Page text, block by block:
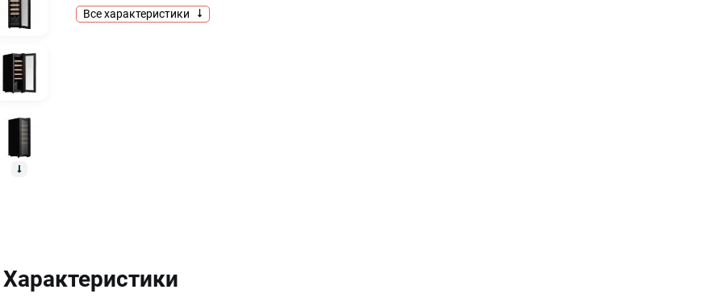
Все характеристики
Характеристики